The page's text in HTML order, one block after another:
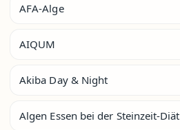
AFA-Alge
AIQUM
Akiba Day & Night
Algen Essen bei der Steinzeit-Diät